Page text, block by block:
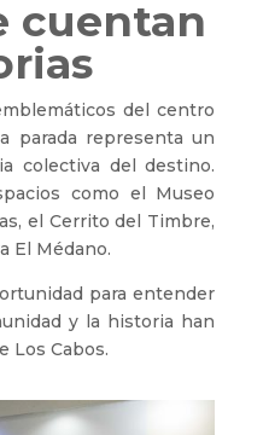
cuentan
del centro
parada representa un
colectiva del destino.
como el Museo
el Cerrito del Timbre,
El Médano.
para entender
y la historia han
Los Cabos.